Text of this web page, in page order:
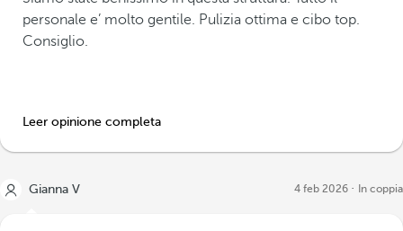
personale e’ molto gentile. Pulizia ottima e cibo top.
Consiglio.
Leer opinione completa
Gianna V 4 feb 2026 In coppia